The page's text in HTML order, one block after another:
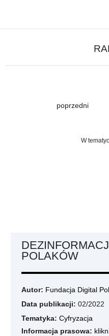
poprzedni
W
POLAKÓW
Autor: Fundacja Digital
Data publikacji: 02/2022
Tematyka: Cyfryzacja
Informacja prasowa: